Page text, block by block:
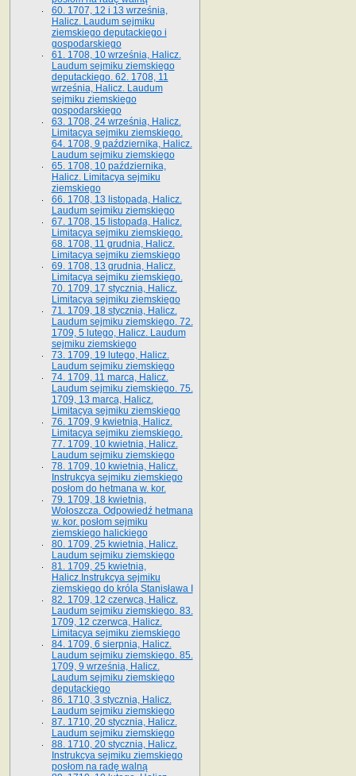
60. 1707, 12 i 13 września,
Halicz. Laudum sejmiku
ziemskiego deputackiego i
gospodarskiego
61. 1708, 10 września, Halicz.
Laudum sejmiku ziemskiego
deputackiego. 62. 1708, 11
września, Halicz. Laudum
sejmiku ziemskiego
gospodarskiego
63. 1708, 24 września, Halicz.
Limitacya sejmiku ziemskiego.
64. 1708, 9 października, Halicz.
Laudum sejmiku ziemskiego
65­. 1708, 10 października,
Halicz. Limitacya sejmiku
ziemskiego
66. 1708, 13 listopada, Halicz.
Laudum sejmiku ziemskiego
67. 1708, 15 listopada, Halicz.
Limitacya sejmiku ziemskiego.
68. 1708, 11 grudnia, Halicz.
Limitacya sejmiku ziemskiego
69. 1708, 13 grudnia, Halicz.
Limitacya sejmiku ziemskiego.
70. 1709, 17 stycznia, Halicz.
Limitacya sejmiku ziemskiego
71. 1709, 18 stycznia, Halicz.
Laudum sejmiku ziemskiego. 72.
1709, 5 lutego, Halicz. Laudum
sejmiku ziemskiego
73. 1709, 19 lutego, Halicz.
Laudum sejmiku ziemskiego
74. 1709, 11 marca, Halicz.
Laudum sejmiku ziemskiego. 75.
1709, 13 marca, Halicz.
Limitacya sejmiku ziemskiego
76. 1709, 9 kwietnia, Halicz.
Limitacya sejmiku ziemskiego.
77. 1709, 10 kwietnia, Halicz.
Laudum sejmiku ziemskiego
78. 1709, 10 kwietnia, Halicz.
Instrukcya sejmiku ziemskiego
posłom do hetmana w. kor.
79. 1709, 18 kwietnia,
Wołoszcza. Odpowiedź hetmana
w. kor. posłom sejmiku
ziemskiego halickiego
80. 1709, 25 kwietnia, Halicz.
Laudum sejmiku ziemskiego
81. 1709, 25 kwietnia,
Halicz.Instrukcya sejmiku
ziemskiego do króla Stanisława I
82. 1709, 12 czerwca, Halicz.
Laudum sejmiku ziemskiego. 83.
1709, 12 czerwca, Halicz.
Limitacya sejmiku ziemskiego
84. 1709, 6 sierpnia, Halicz.
Laudum sejmiku ziemskiego. 85.
1709, 9 września, Halicz.
Laudum sejmiku ziemskiego
deputackiego
86. 1710, 3 stycznia, Halicz.
Laudum sejmiku ziemskiego
87. 1710, 20 stycznia, Halicz.
Laudum sejmiku ziemskiego
88. 1710, 20 stycznia, Halicz.
Instrukcya sejmiku ziemskiego
posłom na radę walną